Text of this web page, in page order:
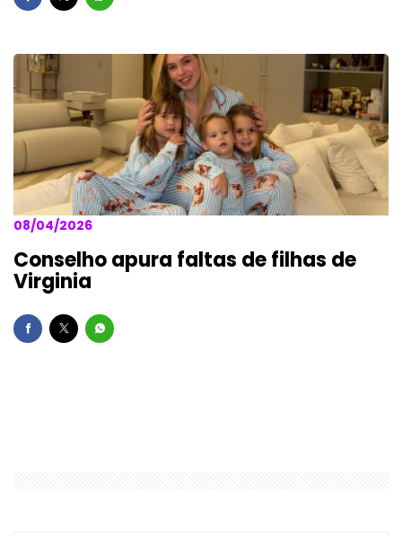
08/04/2026
Conselho apura faltas de filhas de
Virginia